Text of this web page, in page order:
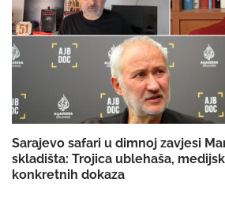
Sarajevo safari u dimnoj zavjesi
skladišta: Trojica ublehaša,
konkretnih dokaza